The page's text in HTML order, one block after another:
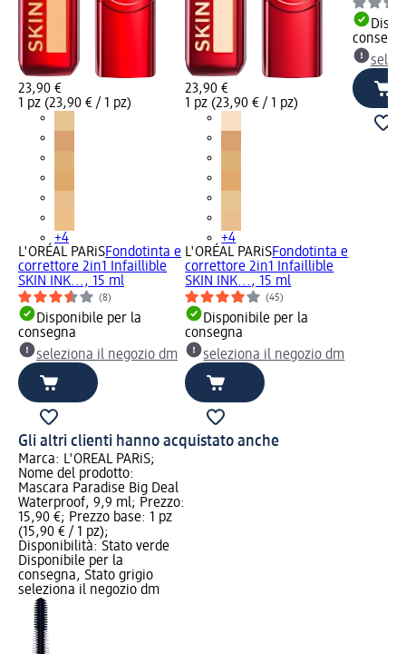
23,90 €
1 pz (23,90 € / 1 pz)
+4
L'ORÉAL PARiSFondotinta e
correttore 2in1 Infaillible
SKIN INK..., 15 ml
(8)
Disponibile per la
consegna
seleziona il negozio dm
23,90 €
1 pz (23,90 € / 1 pz)
+4
L'ORÉAL PARiSFondotinta e
correttore 2in1 Infaillible
SKIN INK..., 15 ml
(45)
Disponibile per la
consegna
seleziona il negozio dm
Gli altri clienti hanno acquistato anche
Marca: L'ORÉAL PARiS;
Nome del prodotto:
Mascara Paradise Big Deal
Waterproof, 9,9 ml; Prezzo:
15,90 €; Prezzo base: 1 pz
(15,90 € / 1 pz);
Disponibilità: Stato verde
Disponibile per la
consegna, Stato grigio
seleziona il negozio dm